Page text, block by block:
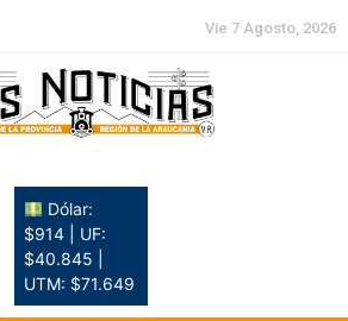
Vie 7 Agosto, 2026
Dólar:
$914 | UF:
$40.845 |
UTM: $71.649